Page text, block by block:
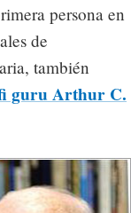
persona en
de
también
guru Arthur C.